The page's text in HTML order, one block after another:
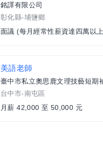
銘譯有限公司
彰化縣-埔鹽鄉
面議 (每月經常性薪資達四萬以
美語老師
臺中市私立奧思鹿文理技藝短期
台中市-南屯區
月薪 42,000 至 50,000 元